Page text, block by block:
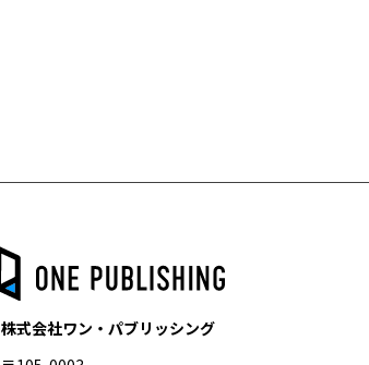
株式会社ワン・パブリッシング